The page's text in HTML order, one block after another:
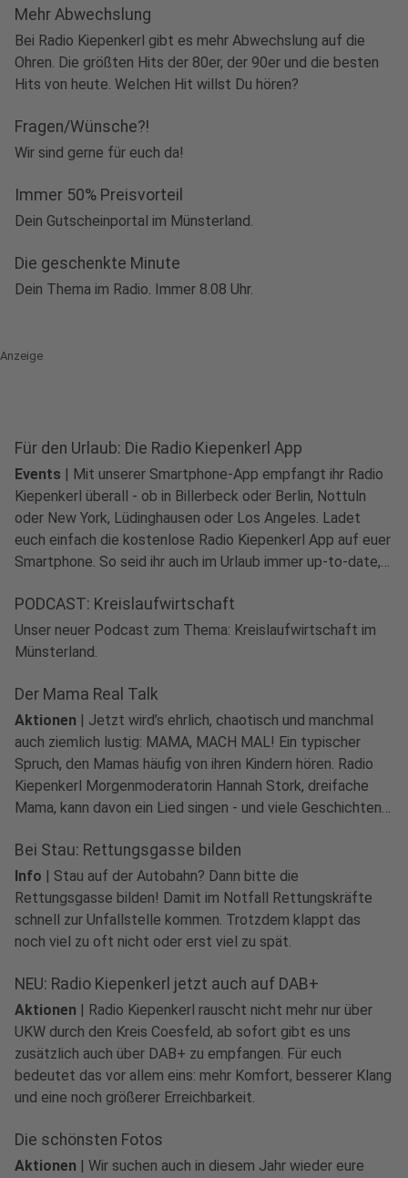
Mehr Abwechslung
Bei Radio Kiepenkerl gibt es mehr Abwechslung auf die
Ohren. Die größten Hits der 80er, der 90er und die besten
Hits von heute. Welchen Hit willst Du hören?
Fragen/Wünsche?!
Wir sind gerne für euch da!
Immer 50% Preisvorteil
Dein Gutscheinportal im Münsterland.
Die geschenkte Minute
Dein Thema im Radio. Immer 8.08 Uhr.
Anzeige
Für den Urlaub: Die Radio Kiepenkerl App
Events | Mit unserer Smartphone-App empfangt ihr Radio
Kiepenkerl überall - ob in Billerbeck oder Berlin, Nottuln
oder New York, Lüdinghausen oder Los Angeles. Ladet
euch einfach die kostenlose Radio Kiepenkerl App auf euer
Smartphone. So seid ihr auch im Urlaub immer up-to-date,
PODCAST: Kreislaufwirtschaft
Unser neuer Podcast zum Thema: Kreislaufwirtschaft im
Münsterland.
Der Mama Real Talk
Aktionen | Jetzt wird’s ehrlich, chaotisch und manchmal
auch ziemlich lustig: MAMA, MACH MAL! Ein typischer
Spruch, den Mamas häufig von ihren Kindern hören. Radio
Kiepenkerl Morgenmoderatorin Hannah Stork, dreifache
Mama, kann davon ein Lied singen - und viele Geschichten
Bei Stau: Rettungsgasse bilden
Info | Stau auf der Autobahn? Dann bitte die
Rettungsgasse bilden! Damit im Notfall Rettungskräfte
schnell zur Unfallstelle kommen. Trotzdem klappt das
noch viel zu oft nicht oder erst viel zu spät.
NEU: Radio Kiepenkerl jetzt auch auf DAB+
Aktionen | Radio Kiepenkerl rauscht nicht mehr nur über
UKW durch den Kreis Coesfeld, ab sofort gibt es uns
zusätzlich auch über DAB+ zu empfangen. Für euch
bedeutet das vor allem eins: mehr Komfort, besserer Klang
und eine noch größerer Erreichbarkeit.
Die schönsten Fotos
Aktionen | Wir suchen auch in diesem Jahr wieder eure